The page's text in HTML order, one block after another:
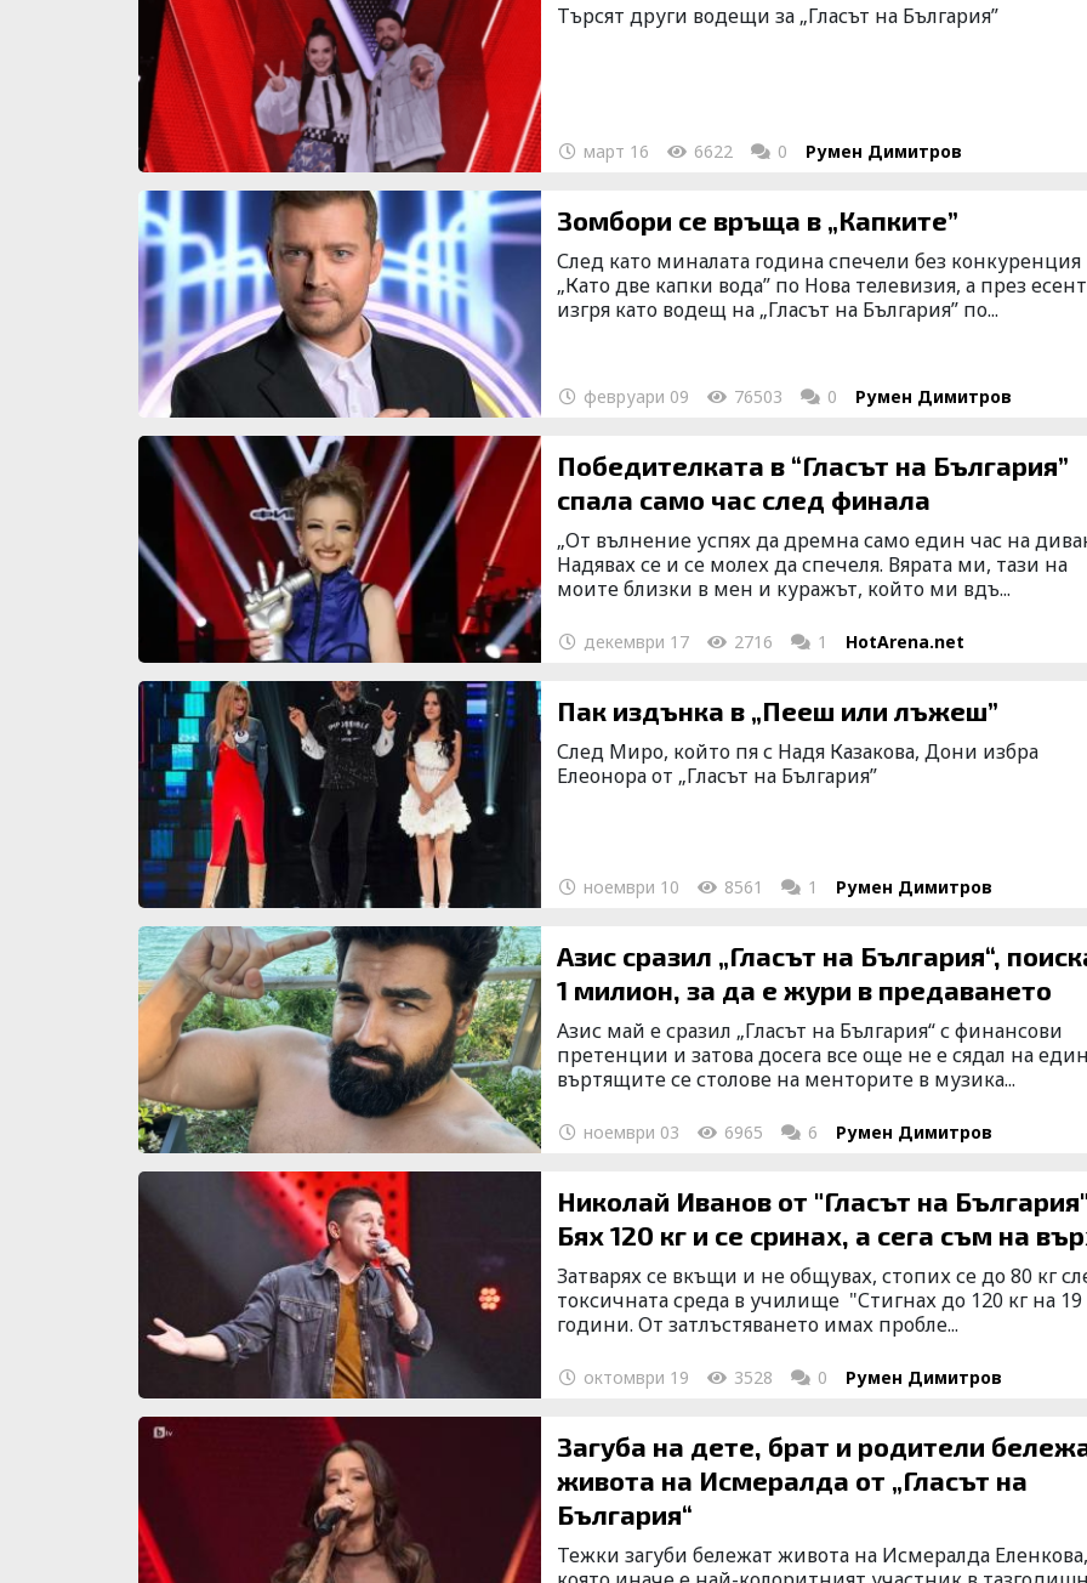
Търсят други водещи за „Гласът на България”
март 16 6622 0 Румен Димитров
Зомбори се връща в „Капките”
След като миналата година спечели без конкуренция
„Като две капки вода” по Нова телевизия, а през
изгря като водещ на „Гласът на България” по...
февруари 09 76503 0 Румен Димитров
Победителката в “Гласът на България”
спала само час след финала
„От вълнение успях да дремна само един час на
Надявах се и се молех да спечеля. Вярата ми, тази на
моите близки в мен и куражът, който ми вдъ...
декември 17 2716 1 HotArena.net
Пак издънка в „Пееш или лъжеш”
След Миро, който пя с Надя Казакова, Дони избра
Елеонора от „Гласът на България”
ноември 10 8561 1 Румен Димитров
Азис сразил „Гласът на България“,
1 милион, за да е жури в предаването
Азис май е сразил „Гласът на България“ с финансови
претенции и затова досега все още не е сядал на
въртящите се столове на менторите в музика...
ноември 03 6965 6 Румен Димитров
Николай Иванов от "Гласът на
Бях 120 кг и се сринах, а сега съм на
Затварях се вкъщи и не общувах, стопих се до 80 кг
токсичната среда в училище "Стигнах до 120 кг на 19
години. От затлъстяването имах пробле...
октомври 19 3528 0 Румен Димитров
Загуба на дете, брат и родители бележат
живота на Исмералда от „Гласът на
България“
Тежки загуби бележат живота на Исмералда